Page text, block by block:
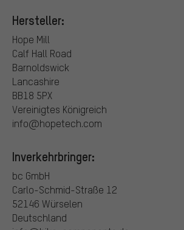
Hersteller:
Hope Mill
Calf Hall Road
Barnoldswick
Lancashire
BB18 5PX
Vereinigtes Königreich
info@hopetech.com
Inverkehrbringer:
bc GmbH
Carlo-Schmid-Straße 12
52146 Würselen
Deutschland